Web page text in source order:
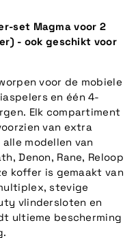
set Magma voor 2
- ook geschikt voor
voor de mobiele
en één 4-
Elk compartiment
van extra
modellen van
Denon, Rane, Reloop
koffer is gemaakt van
stevige
vlindersloten en
ultieme bescherming